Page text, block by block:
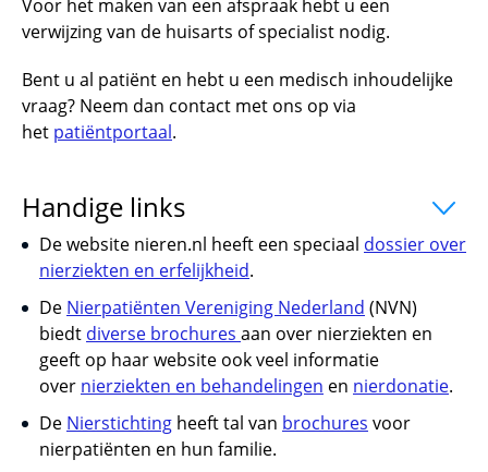
Voor het maken van een afspraak hebt u een
verwijzing van de huisarts of specialist nodig.
Bent u al patiënt en hebt u een medisch inhoudelijke
vraag? Neem dan contact met ons op via
het patiëntportaal.
Handige links uitklapper, klik om te
De website nieren.nl heeft een speciaal dossier over
nierziekten en erfelijkheid.
De Nierpatiënten Vereniging Nederland (NVN)
biedt diverse brochures aan over nierziekten en
geeft op haar website ook veel informatie
over nierziekten en behandelingen en nierdonatie.
De Nierstichting heeft tal van brochures voor
nierpatiënten en hun familie.